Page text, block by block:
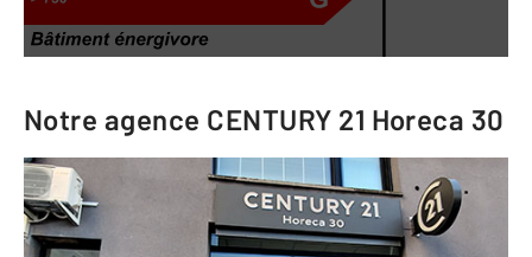
Notre agence CENTURY 21 Horeca 30